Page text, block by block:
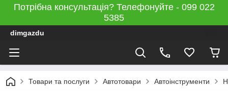
Потрібна консультація? Телефонуйте - 099 022
5385
dimgazdu
Товари та послуги Автотовари Автоінструменти